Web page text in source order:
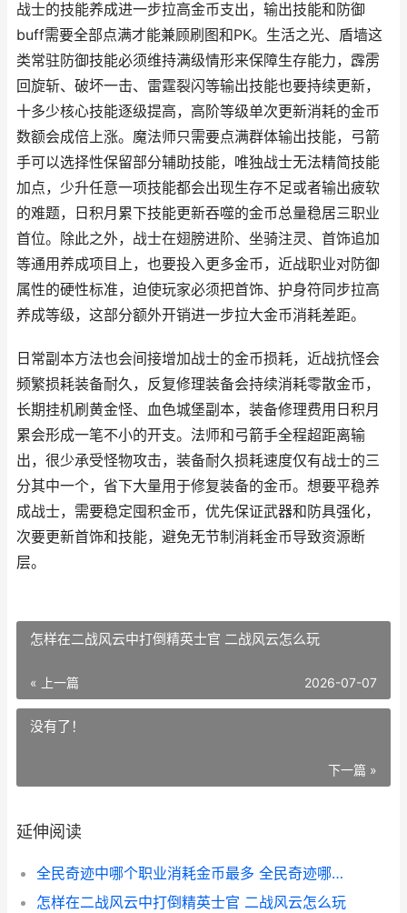
战士的技能养成进一步拉高金币支出，输出技能和防御
buff需要全部点满才能兼顾刷图和PK。生活之光、盾墙这
类常驻防御技能必须维持满级情形来保障生存能力，霹雳
回旋斩、破坏一击、雷霆裂闪等输出技能也要持续更新，
十多少核心技能逐级提高，高阶等级单次更新消耗的金币
数额会成倍上涨。魔法师只需要点满群体输出技能，弓箭
手可以选择性保留部分辅助技能，唯独战士无法精简技能
加点，少升任意一项技能都会出现生存不足或者输出疲软
的难题，日积月累下技能更新吞噬的金币总量稳居三职业
首位。除此之外，战士在翅膀进阶、坐骑注灵、首饰追加
等通用养成项目上，也要投入更多金币，近战职业对防御
属性的硬性标准，迫使玩家必须把首饰、护身符同步拉高
养成等级，这部分额外开销进一步拉大金币消耗差距。
日常副本方法也会间接增加战士的金币损耗，近战抗怪会
频繁损耗装备耐久，反复修理装备会持续消耗零散金币，
长期挂机刷黄金怪、血色城堡副本，装备修理费用日积月
累会形成一笔不小的开支。法师和弓箭手全程超距离输
出，很少承受怪物攻击，装备耐久损耗速度仅有战士的三
分其中一个，省下大量用于修复装备的金币。想要平稳养
成战士，需要稳定囤积金币，优先保证武器和防具强化，
次要更新首饰和技能，避免无节制消耗金币导致资源断
层。
怎样在二战风云中打倒精英士官 二战风云怎么玩
« 上一篇 2026-07-07
没有了！
下一篇 »
延伸阅读
全民奇迹中哪个职业消耗金币最多 全民奇迹哪个平台好
怎样在二战风云中打倒精英士官 二战风云怎么玩